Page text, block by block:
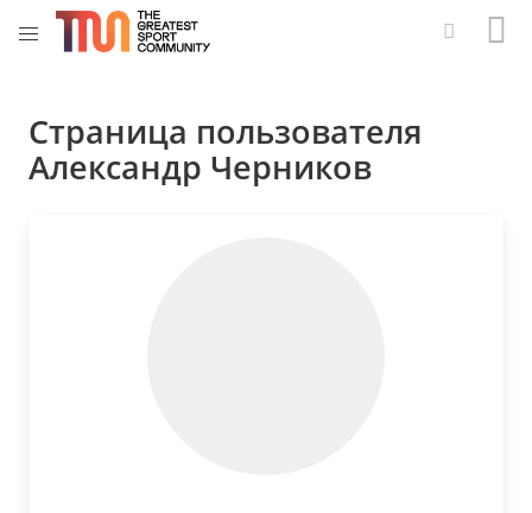
Страница пользователя
Александр Черников